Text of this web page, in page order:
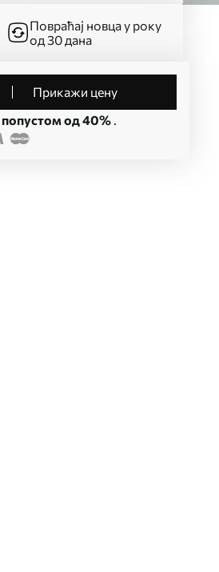
Повраћај новца у року
од 30 дана
Прикажи цену
попустом од 40%.